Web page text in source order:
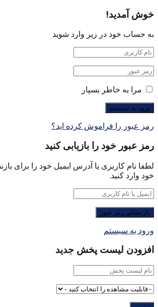
خوش آمدید!
به حساب خود در زیر وارد شوید
مرا به خاطر بسپار
رمز عبور را فراموش کرده اید؟
رمز عبور خود را بازیابی کنید
لطفا نام کاربری یا آدرس ایمیل خود را برای
خود وارد کنید.
ورود به سیستم
افزودن لیست پخش جدید